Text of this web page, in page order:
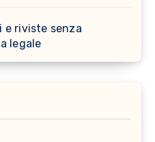
e riviste senza
legale